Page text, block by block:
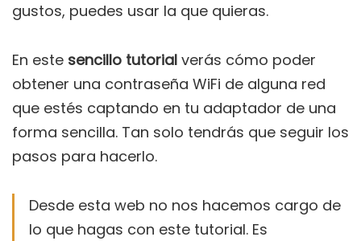
gustos, puedes usar la que quieras.
En este sencillo tutorial verás cómo poder
obtener una contraseña WiFi de alguna red
que estés captando en tu adaptador de una
forma sencilla. Tan solo tendrás que seguir los
pasos para hacerlo.
Desde esta web no nos hacemos cargo de
lo que hagas con este tutorial. Es